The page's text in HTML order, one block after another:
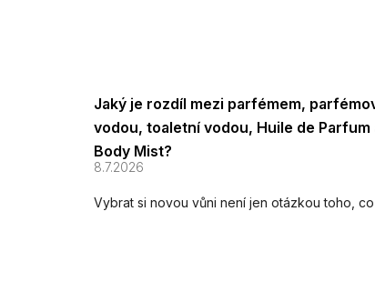
Jaký je rozdíl mezi parfémem,
vodou, toaletní vodou, Huile de Parfum
Body Mist?
8.7.2026
Vybrat si novou vůni není jen otázkou toho, co